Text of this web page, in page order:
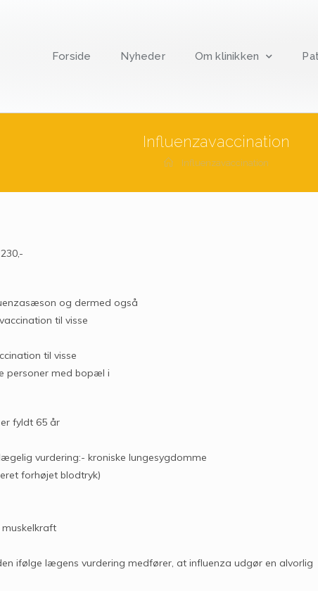
Forside Nyheder Om klinikken
Influenzavaccination
Influenzavaccination
og dermed også
til visse
til visse
personer med bopæl i
fyldt 65 år
vurdering:- kroniske lungesygdomme
forhøjet blodtryk)
ifølge lægens vurdering medfører, at influenza udgør en alvorlig